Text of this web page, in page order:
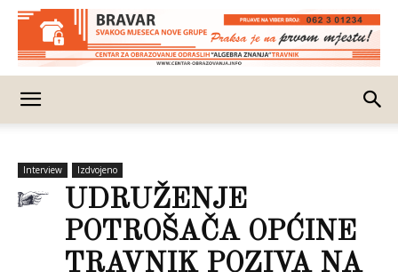
Interview Izdvojeno
UDRUŽENJE
POTROŠAČA OPĆINE
TRAVNIK POZIVA NA